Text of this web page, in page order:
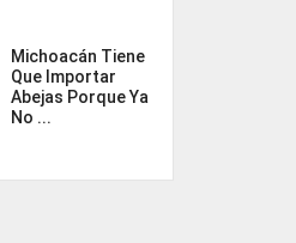
Michoacán Tiene
Que Importar
Abejas Porque Ya
No ...